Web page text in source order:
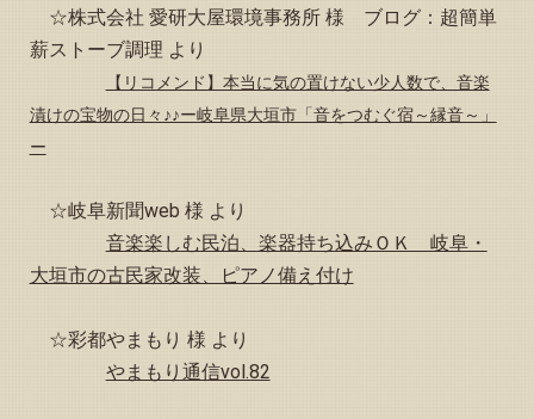
2024.05.01
「予約状況」お知らせページの５月カレンダーを更新しま
2024.04.28
2024.04.22
トップページ下方の「観光情報、その他イベント等のお知
らせ」を更新しました
2024.04.22
2024.04.15
トップページ下方の「観光情報、その他イベント等のお知
☆株式会社 愛研大屋環境事務所 様 ブログ：超簡単
薪ストーブ調理 より
【リコメンド】本当に気の置けない少人数で、音楽
漬けの宝物の日々♪♪ー岐阜県大垣市「音をつむぐ宿～縁音～」
ー
☆岐阜新聞web 様 より
音楽楽しむ民泊、楽器持ち込みＯＫ 岐阜・
大垣市の古民家改装、ピアノ備え付け
☆彩都やまもり 様 より
やまもり通信vol.82